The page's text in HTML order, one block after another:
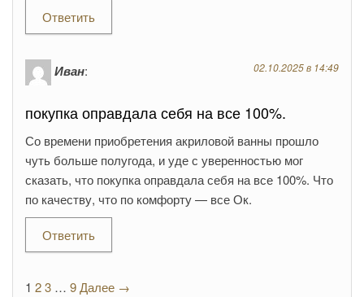
Ответить
Иван: 02.10.2025 в 14:49
покупка оправдала себя на все 100%.
Со времени приобретения акриловой ванны прошло
чуть больше полугода, и уде с уверенностью мог
сказать, что покупка оправдала себя на все 100%. Что
по качеству, что по комфорту — все Ок.
Ответить
1 23 … 9Далее →